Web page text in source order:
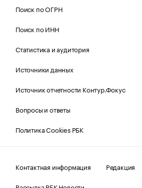
Поиск по ОГРН
Поиск по ИНН
Статистика и аудитория
Источники данных
Источник отчетности Контур.Фокус
Вопросы и ответы
Политика Cookies РБК
Контактная информация
Редакция